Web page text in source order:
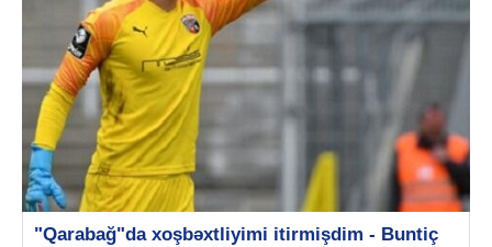
"Qarabağ"da xoşbəxtliyimi itirmişdim - Buntiç